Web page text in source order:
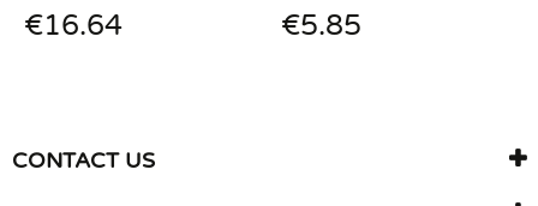
€16.64 €5.85
CONTACT US